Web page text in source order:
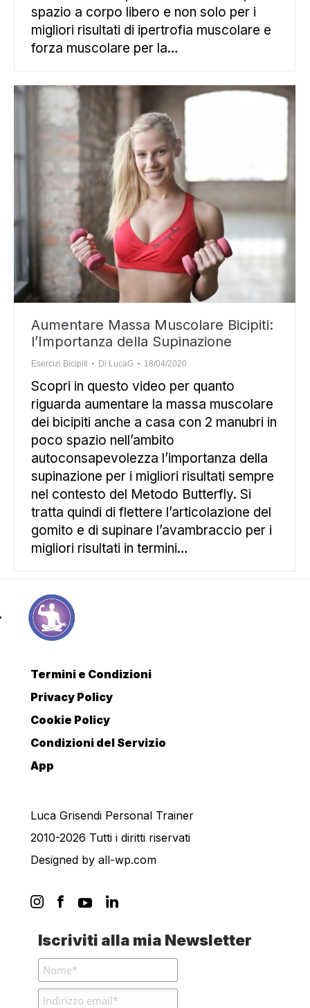
spazio a corpo libero e non solo per i
migliori risultati di ipertrofia muscolare e
forza muscolare per la…
Aumentare Massa Muscolare Bicipiti:
l’Importanza della Supinazione
Esercizi Bicipiti Di LucaG 18/04/2020
Scopri in questo video per quanto
riguarda aumentare la massa muscolare
dei bicipiti anche a casa con 2 manubri in
poco spazio nell’ambito
autoconsapevolezza l’importanza della
supinazione per i migliori risultati sempre
nel contesto del Metodo Butterfly. Si
tratta quindi di flettere l’articolazione del
gomito e di supinare l’avambraccio per i
migliori risultati in termini…
Termini e Condizioni
Privacy Policy
Cookie Policy
Condizioni del Servizio
App
Luca Grisendi Personal Trainer
2010-2026 Tutti i diritti riservati
Designed by all-wp.com
Iscriviti alla mia Newsletter